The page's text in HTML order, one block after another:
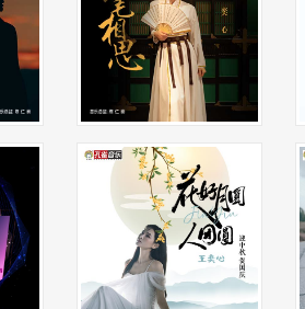
才让你觉得累
直迎着风雨向前不肯后退
是不是路太黑
才让你想流泪
挤压在心底的苦偷偷崩溃
成长布满伤悲
梦想凝聚汗水
转身问自己想要的谁能给
所以别说配不配